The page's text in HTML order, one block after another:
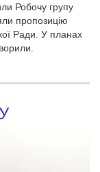
Робочу групу
пропозицію
Ради. У планах